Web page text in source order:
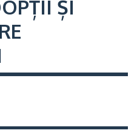
ȘI